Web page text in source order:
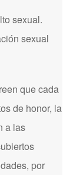
sexual.
sexual
que cada
de honor, la
a las
por